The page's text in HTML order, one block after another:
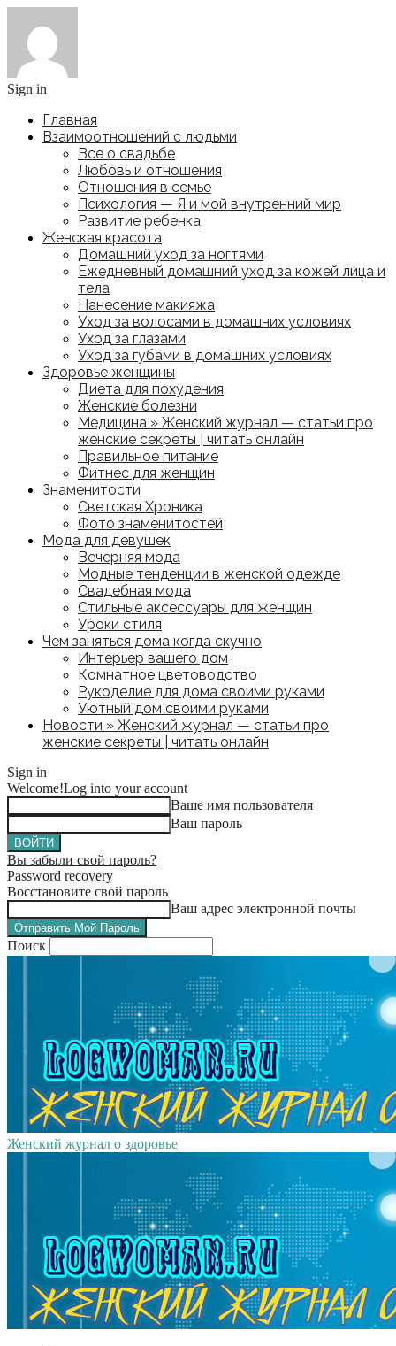
Sign in
Главная
Взаимоотношений с людьми
Все о свадьбе
Любовь и отношения
Отношения в семье
Психология — Я и мой внутренний мир
Развитие ребенка
Женская красота
Домашний уход за ногтями
Ежедневный домашний уход за кожей лица и
тела
Нанесение макияжа
Уход за волосами в домашних условиях
Уход за глазами
Уход за губами в домашних условиях
Здоровье женщины
Диета для похудения
Женские болезни
Медицина » Женский журнал — статьи про
женские секреты | читать онлайн
Правильное питание
Фитнес для женщин
Знаменитости
Светская Хроника
Фото знаменитостей
Мода для девушек
Вечерняя мода
Модные тенденции в женской одежде
Свадебная мода
Стильные аксессуары для женщин
Уроки стиля
Чем заняться дома когда скучно
Интерьер вашего дом
Комнатное цветоводство
Рукоделие для дома своими руками
Уютный дом своими руками
Новости » Женский журнал — статьи про
женские секреты | читать онлайн
Sign in
Welcome!Log into your account
Ваше имя пользователя
Ваш пароль
Вы забыли свой пароль?
Password recovery
Восстановите свой пароль
Ваш адрес электронной почты
Поиск
Женский журнал о здоровье